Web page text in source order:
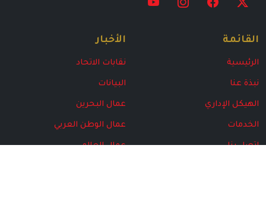
القائمة
الرئيسية
نبذة عنا
الهيكل الإداري
الخدمات
اتصل بنا
الأخبار
نقابات الاتحاد
البيانات
عمال البحرين
عمال الوطن العربي
عمال العالم